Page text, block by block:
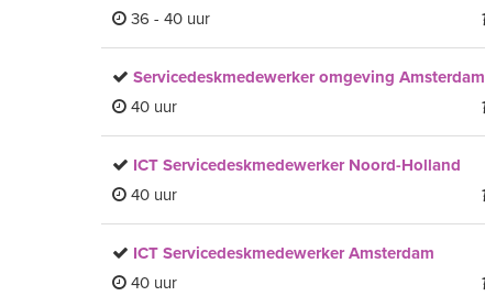
36 - 40 uur
Servicedeskmedewerker omgeving Amsterdam
40 uur
ICT Servicedeskmedewerker Noord-Holland
40 uur
ICT Servicedeskmedewerker Amsterdam
40 uur